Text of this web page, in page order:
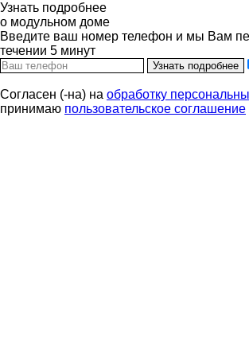
Узнать подробнее
о модульном доме
Введите ваш номер телефон и мы Вам
течении 5 минут
Узнать подробнее
Согласен (-на) на обработку
принимаю пользовательское соглашение